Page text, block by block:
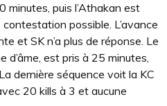
minutes, puis l’Athakan est
possible. L’avance
et SK n’a plus de réponse. Le
d’âme, est pris à 25 minutes,
dernière séquence voit la KC
20 kills à 3 et aucune